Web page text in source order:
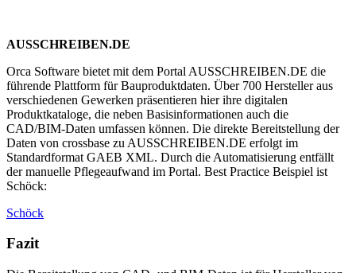
AUSSCHREIBEN.DE
Orca Software bietet mit dem Portal AUSSCHREIBEN.DE die
führende Plattform für Bauproduktdaten. Über 700 Hersteller aus
verschiedenen Gewerken präsentieren hier ihre digitalen
Produktkataloge, die neben Basisinformationen auch die
CAD/BIM-Daten umfassen können. Die direkte Bereitstellung der
Daten von crossbase zu AUSSCHREIBEN.DE erfolgt im
Standardformat GAEB XML. Durch die Automatisierung entfällt
der manuelle Pflegeaufwand im Portal. Best Practice Beispiel ist
Schöck:
Schöck
Fazit